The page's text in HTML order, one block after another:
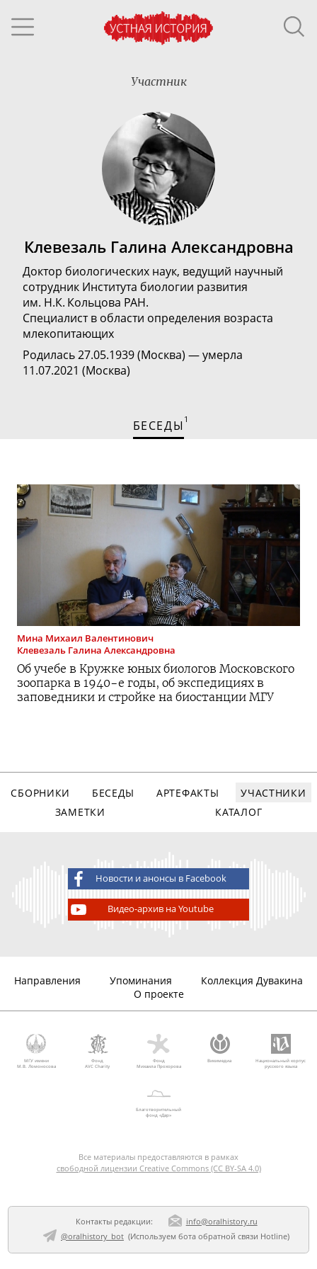
Участник
Клевезаль Галина Александровна
Доктор биологических наук, ведущий научный
сотрудник Института биологии развития
им. Н.К. Кольцова РАН.
Специалист в области определения возраста
млекопитающих
Родилась 27.05.1939 (Москва) — умерла
11.07.2021 (Москва)
БЕСЕДЫ 1
Мина Михаил Валентинович
Клевезаль Галина Александровна
Об учебе в Кружке юных биологов Московского
зоопарка в 1940-е годы, об экспедициях в
заповедники и стройке на биостанции МГУ
СБОРНИКИ БЕСЕДЫ АРТЕФАКТЫ
УЧАСТНИКИ
ЗАМЕТКИ
КАТАЛОГ
Новости и анонсы в Facebook
Видео-архив на Youtube
Направления Упоминания
Коллекция Дувакина
О проекте
МГУ имени
М.В. Ломоносова
Фонд
AVC Charity
Фонд
Михаила Прохорова
Викимедиа
Национальный корпус
русского языка
Благотворительный
фонд «Дар»
Все материалы предоставляются в рамках
свободной лицензии Creative Commons (CC BY-SA 4.0)
Контакты редакции:
info@oralhistory.ru
@oralhistory_bot(Используем бота обратной связи Hotline)